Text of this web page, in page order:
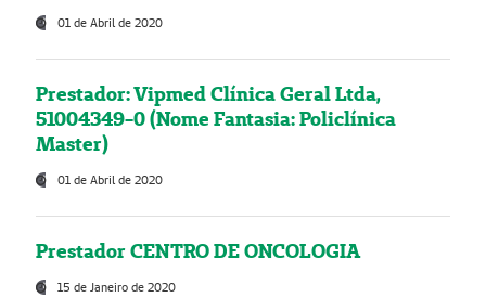
01 de Abril de 2020
Prestador: Vipmed Clínica Geral Ltda,
51004349-0 (Nome Fantasia: Policlínica
Master)
01 de Abril de 2020
Prestador CENTRO DE ONCOLOGIA
15 de Janeiro de 2020